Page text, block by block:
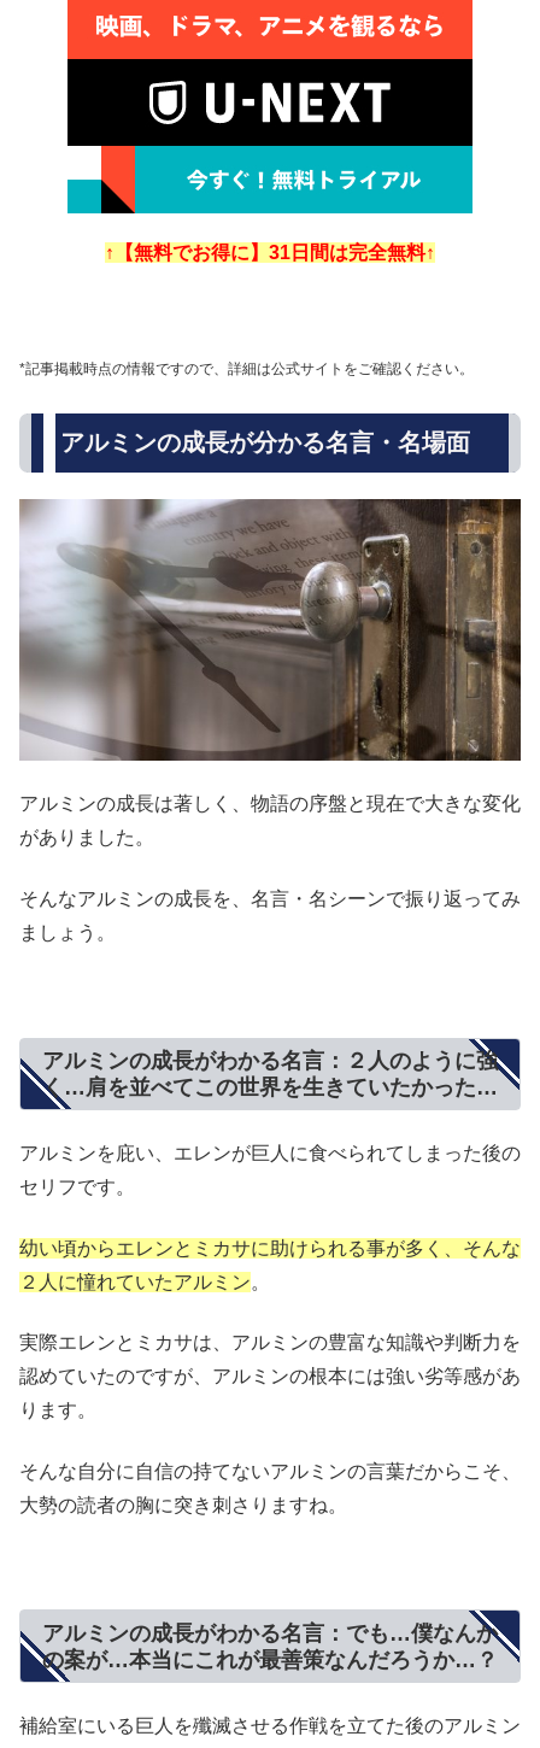
↑【無料でお得に】31日間は完全無料↑
*記事掲載時点の情報ですので、詳細は公式サイトをご確認ください。
アルミンの成長が分かる名言・名場面
アルミンの成長は著しく、物語の序盤と現在で大きな変化
がありました。
そんなアルミンの成長を、名言・名シーンで振り返ってみ
ましょう。
アルミンの成長がわかる名言：２人のように強
く…肩を並べてこの世界を生きていたかった…
アルミンを庇い、エレンが巨人に食べられてしまった後の
セリフです。
幼い頃からエレンとミカサに助けられる事が多く、そんな
２人に憧れていたアルミン。
実際エレンとミカサは、アルミンの豊富な知識や判断力を
認めていたのですが、アルミンの根本には強い劣等感があ
ります。
そんな自分に自信の持てないアルミンの言葉だからこそ、
大勢の読者の胸に突き刺さりますね。
アルミンの成長がわかる名言：でも…僕なんか
の案が…本当にこれが最善策なんだろうか…？
補給室にいる巨人を殲滅させる作戦を立てた後のアルミン